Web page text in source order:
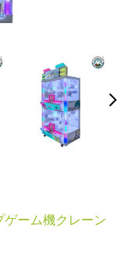
ゲーム機クレーン